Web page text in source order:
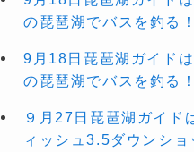
の琵琶湖でバスを釣る！
9月18日琵琶湖ガイド
の琵琶湖でバスを釣る！
９月27日琵琶湖ガイド
ィッシュ3.5ダウンシ